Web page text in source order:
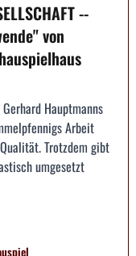
--
von
Hauptmanns
Arbeit
Trotzdem gibt
umgesetzt